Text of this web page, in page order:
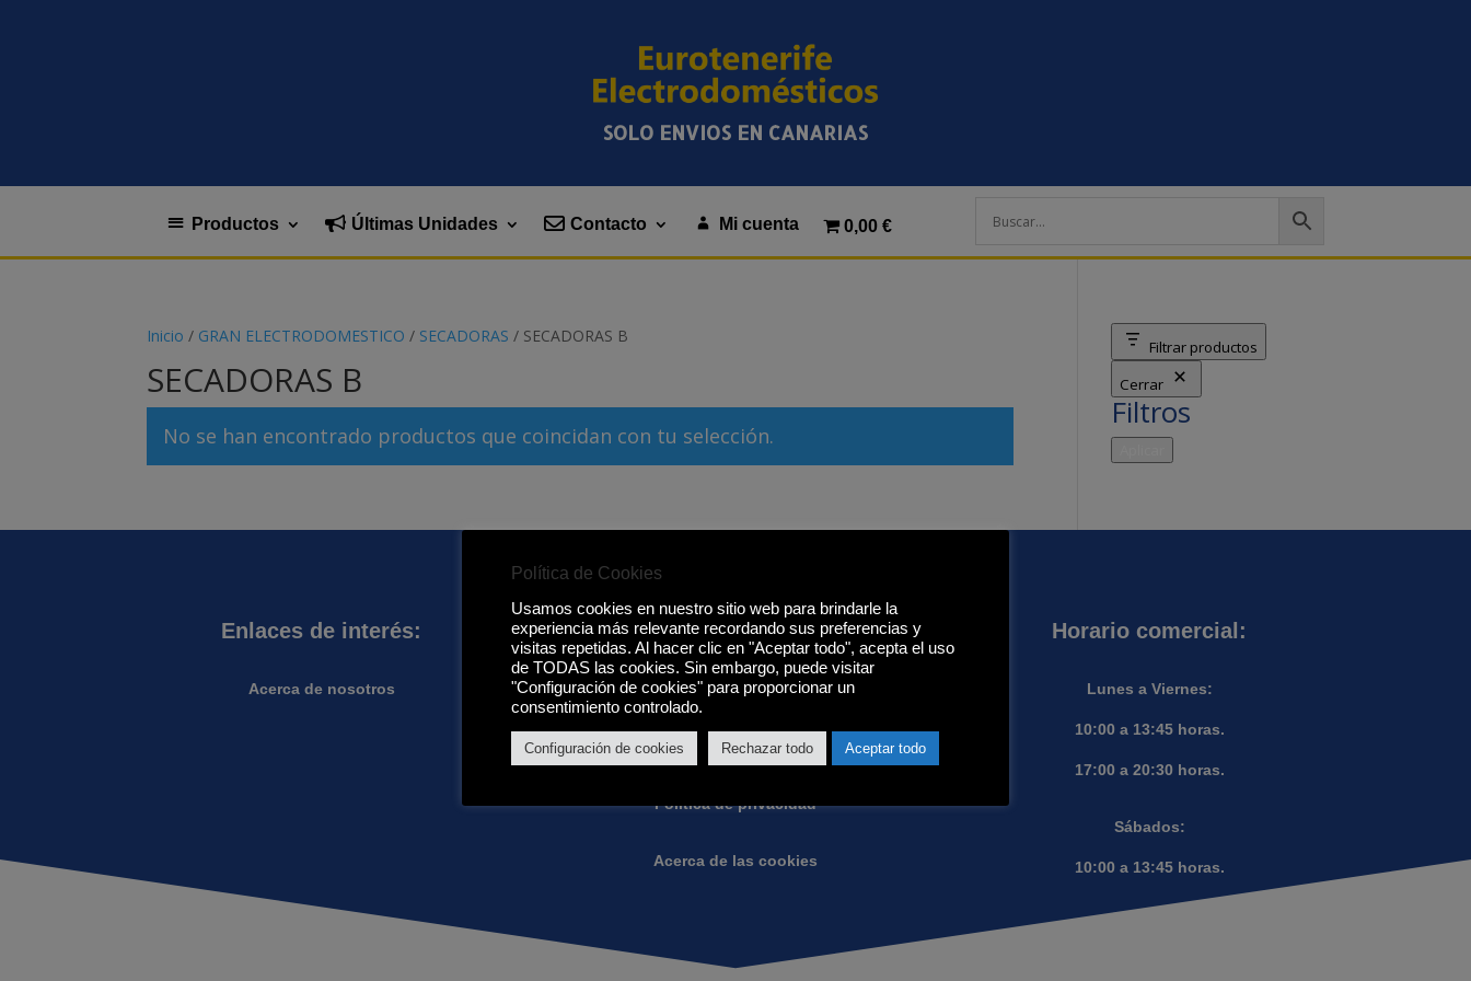
SOLO ENVIOS EN CANARIAS
Productos Últimas Unidades Contacto Mi cuenta 0,00 €
Inicio / GRAN ELECTRODOMESTICO / SECADORAS / SECADORAS B
SECADORAS B
No se han encontrado productos que coincidan con tu selección.
Filtrar productos
Cerrar
Filtros
Enlaces de interés:
Acerca de nosotros
Condiciones de Eurotenerife:
Condiciones generales
Garantias
Política de privacidad
Acerca de las cookies
Horario comercial:
Lunes a Viernes:
10:00 a 13:45 horas.
17:00 a 20:30 horas.
Sábados:
10:00 a 13:45 horas.
Política de Cookies
Usamos cookies en nuestro sitio web para brindarle la
experiencia más relevante recordando sus preferencias y
visitas repetidas. Al hacer clic en "Aceptar todo", acepta el uso
de TODAS las cookies. Sin embargo, puede visitar
"Configuración de cookies" para proporcionar un
consentimiento controlado.
Configuración de cookies Rechazar todo Aceptar todo